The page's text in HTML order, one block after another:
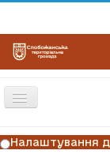
Перемикач
ГОЛОВНА
Налаштування